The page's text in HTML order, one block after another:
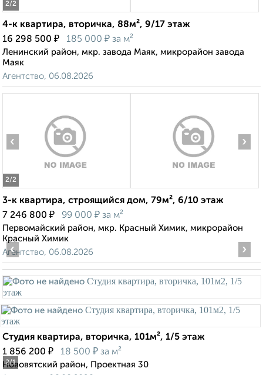
2/2
4-к квартира, вторичка, 88м², 9/17 этаж
16 298 500 ₽ 185 000 ₽ за м²
Ленинский район, мкр. завода Маяк, микрорайон завода
Маяк
Агентство, 06.08.2026
2/2
‹ ›
3-к квартира, строящийся дом, 79м², 6/10 этаж
7 246 800 ₽ 99 000 ₽ за м²
Первомайский район, мкр. Красный Химик, микрорайон
Красный Химик
Агентство, 06.08.2026
2/1
‹ ›
Студия квартира, вторичка, 101м², 1/5 этаж
1 856 200 ₽ 18 500 ₽ за м²
Нововятский район, Проектная 30